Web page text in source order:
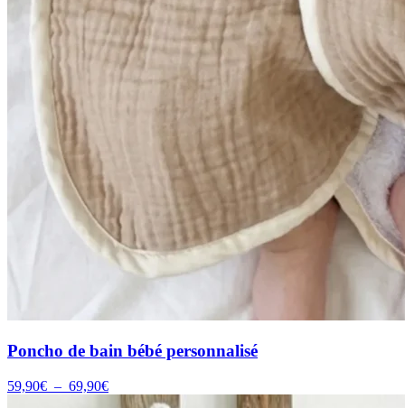
Poncho de bain bébé personnalisé
59,90€ – 69,90€Plage